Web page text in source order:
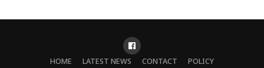
HOME LATEST NEWS CONTACT POLICY